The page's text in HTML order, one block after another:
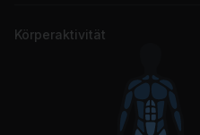
Körperaktivität